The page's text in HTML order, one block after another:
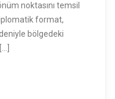
noktasını temsil
format,
bölgedeki